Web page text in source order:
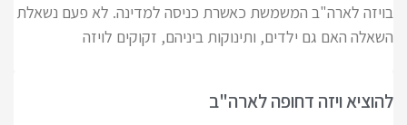
בויזה לארה"ב המשמשת כאשרת כניסה למדינה. לא פעם נשאלת
השאלה האם גם ילדים, ותינוקות ביניהם, זקוקים לויזה
להוציא ויזה דחופה לארה"ב